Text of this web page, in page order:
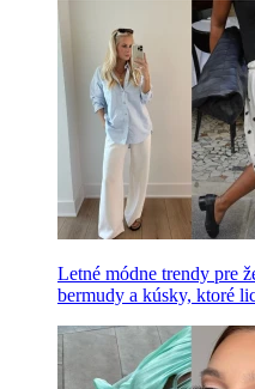
Letné módne trendy pre
bermudy a kúsky, ktoré